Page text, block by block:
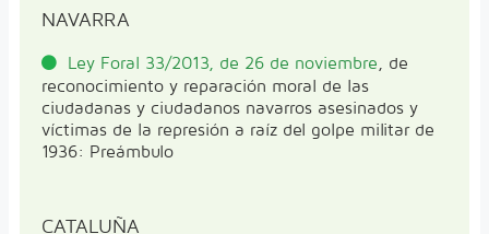
NAVARRA
Ley Foral 33/2013, de 26 de noviembre , de
reconocimiento y reparación moral de las
ciudadanas y ciudadanos navarros asesinados y
víctimas de la represión a raíz del golpe militar de
1936: Preámbulo
CATALUÑA